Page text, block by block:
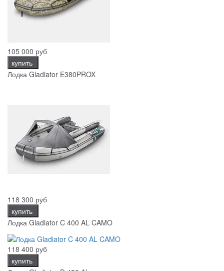
105 000 руб
купить
Лодка Gladiator E380PROX
118 300 руб
купить
Лодка Gladiator C 400 AL CAMO
118 400 руб
купить